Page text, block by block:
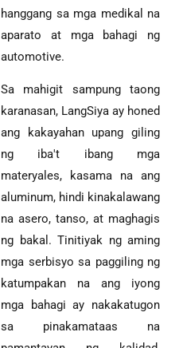
hanggang sa mga medikal na
aparato at mga bahagi ng
automotive.
Sa mahigit sampung taong
karanasan, LangSiya ay honed
ang kakayahan upang giling
ng iba't ibang mga
materyales, kasama na ang
aluminum, hindi kinakalawang
na asero, tanso, at maghagis
ng bakal. Tinitiyak ng aming
mga serbisyo sa paggiling ng
katumpakan na ang iyong
mga bahagi ay nakakatugon
sa pinakamataas na